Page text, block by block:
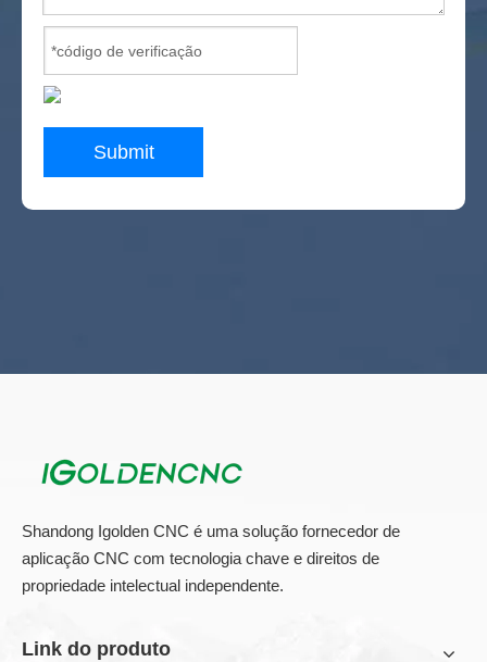
Submit
Shandong Igolden CNC é uma solução fornecedor de
aplicação CNC com tecnologia chave e direitos de
propriedade intelectual independente.
Link do produto